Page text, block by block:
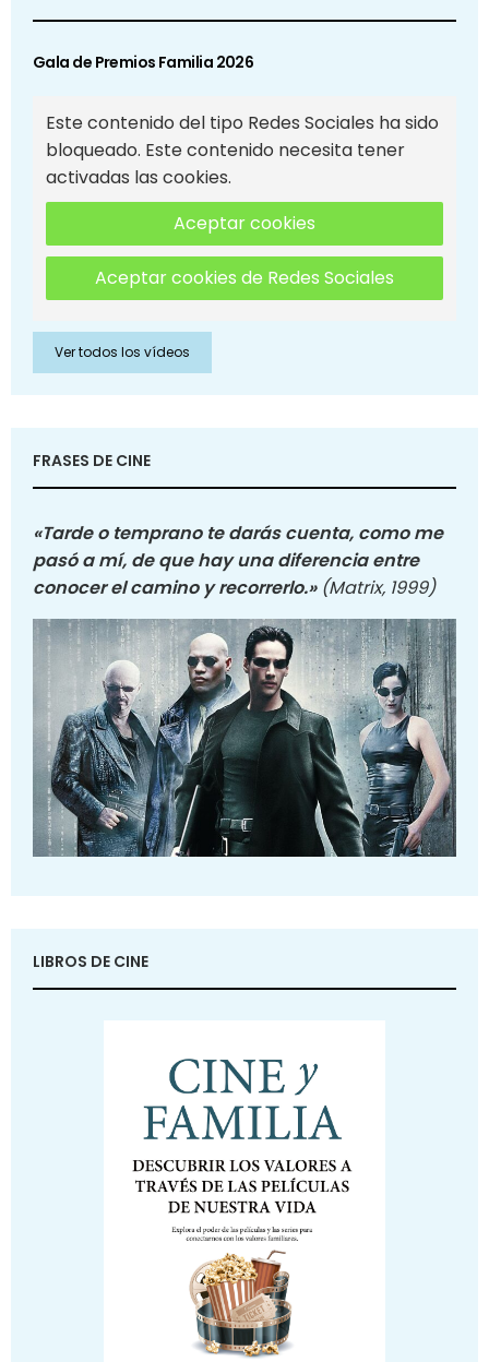
Gala de Premios Familia 2026
Este contenido del tipo Redes Sociales ha sido
bloqueado. Este contenido necesita tener
activadas las cookies.
Aceptar cookies
Aceptar cookies de Redes Sociales
Ver todos los vídeos
FRASES DE CINE
«Tarde o temprano te darás cuenta, como me
pasó a mí, de que hay una diferencia entre
conocer el camino y recorrerlo.» (Matrix, 1999)
LIBROS DE CINE